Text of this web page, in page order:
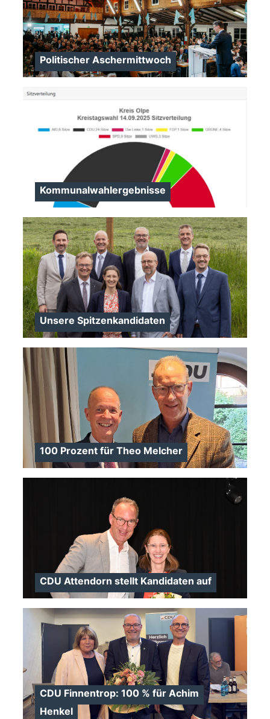
Politischer Aschermittwoch
Kommunalwahlergebnisse
>
Unsere Spitzenkandidaten
>
100 Prozent für Theo Melcher
>
CDU Attendorn stellt Kandidaten auf
CDU Finnentrop: 100 % für Achim
Henkel